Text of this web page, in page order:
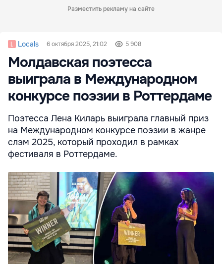
Разместить рекламу на сайте
Locals 6 октября 2025, 21:02 5 908
Молдавская поэтесса
выиграла в Международном
конкурсе поэзии в Роттердаме
Поэтесса Лена Киларь выиграла главный приз
на Международном конкурсе поэзии в жанре
слэм 2025, который проходил в рамках
фестиваля в Роттердаме.